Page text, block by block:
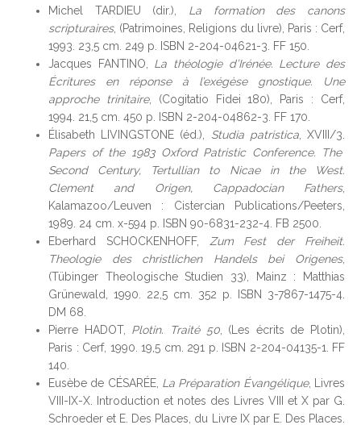
Michel TARDIEU (dir.), La formation des canons
scripturaires, (Patrimoines, Religions du livre), Paris : Cerf,
1993. 23,5 cm. 249 p. ISBN 2-204-04621-3. FF 150.
Jacques FANTINO, La théologie d’Irénée. Lecture des
Écritures en réponse à l’exégèse gnostique. Une
approche trinitaire, (Cogitatio Fidei 180), Paris : Cerf,
1994. 21,5 cm. 450 p. ISBN 2-204-04862-3. FF 170.
Élisabeth LIVINGSTONE (éd.), Studia patristica, XVIII/3.
Papers of the 1983 Oxford Patristic Conference. The
Second Century, Tertullian to Nicae in the West.
Clement and Origen, Cappadocian Fathers,
Kalamazoo/Leuven : Cistercian Publications/Peeters,
1989. 24 cm. x-594 p. ISBN 90-6831-232-4. FB 2500.
Eberhard SCHOCKENHOFF, Zum Fest der Freiheit.
Theologie des christlichen Handels bei Origenes,
(Tübinger Theologische Studien 33), Mainz : Matthias
Grünewald, 1990. 22,5 cm. 352 p. ISBN 3-7867-1475-4.
DM 68.
Pierre HADOT, Plotin. Traité 50, (Les écrits de Plotin),
Paris : Cerf, 1990. 19,5 cm. 291 p. ISBN 2-204-04135-1. FF
140.
Eusèbe de CÉSARÉE, La Préparation Évangélique, Livres
VIII-IX-X. Introduction et notes des Livres VIII et X par G.
Schroeder et E. Des Places, du Livre IX par E. Des Places.